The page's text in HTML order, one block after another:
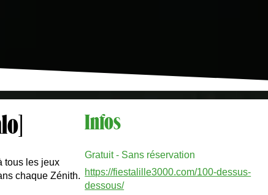
tous les jeux
chaque Zénith.
Infos
Gratuit - Sans réservation
https://fiestalille3000.com/100-dessus-
dessous/